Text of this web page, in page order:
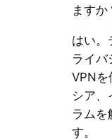
ますか
はい。
ライバ
VPNを
シア、
ラムを
す。